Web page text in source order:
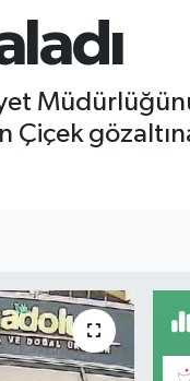
Çiçek